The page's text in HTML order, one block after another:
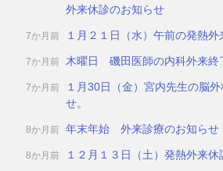
外来休診のお知らせ
7か月前 １月２１日（水）午前の発熱
7か月前 木曜日 磯田医師の内科外来終
7か月前
１月30日（金）宮内先生の脳
せ。
8か月前 年末年始 外来診療のお知らせ
8か月前 １２月１３日（土）発熱外来